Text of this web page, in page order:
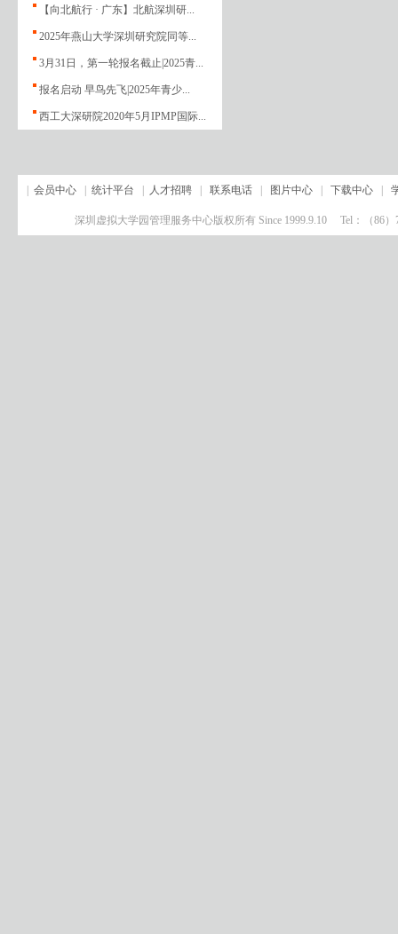
【向北航行 · 广东】北航深圳研...
2025年燕山大学深圳研究院同等...
3月31日，第一轮报名截止|2025青...
报名启动 早鸟先飞|2025年青少...
西工大深研院2020年5月IPMP国际...
会员中心 统计平台 人才招聘 联系电话 图片中心 下载中心
深圳虚拟大学园管理服务中心版权所有 Since 1999.9.10 Tel：（